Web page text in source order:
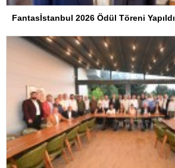
Fantasİstanbul 2026 Ödül Töreni Yapıldı